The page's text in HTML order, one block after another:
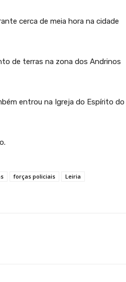
cerca de meia hora na cidade
de terras na zona dos Andrinos
entrou na Igreja do Espírito do
forças policiais
Leiria